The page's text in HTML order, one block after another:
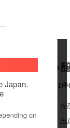
ト 注目のリ
Japan.
on
くにうみ
これまでに1
現
出身国：日本
出